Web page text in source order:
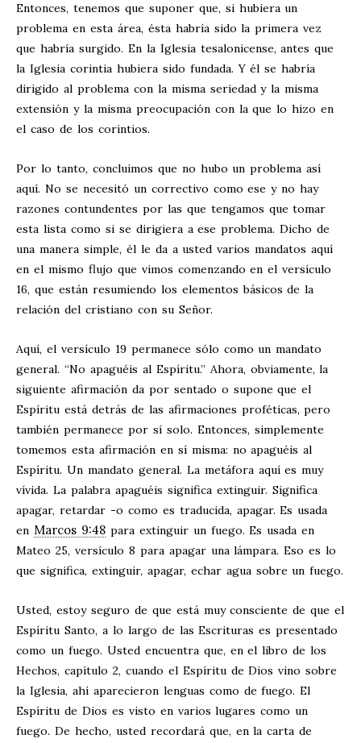
Entonces, tenemos que suponer que, si hubiera un
problema en esta área, ésta habría sido la primera vez
que habría surgido. En la Iglesia tesalonicense, antes que
la Iglesia corintia hubiera sido fundada. Y él se habría
dirigido al problema con la misma seriedad y la misma
extensión y la misma preocupación con la que lo hizo en
el caso de los corintios.
Por lo tanto, concluimos que no hubo un problema así
aquí. No se necesitó un correctivo como ese y no hay
razones contundentes por las que tengamos que tomar
esta lista como si se dirigiera a ese problema. Dicho de
una manera simple, él le da a usted varios mandatos aquí
en el mismo flujo que vimos comenzando en el versículo
16, que están resumiendo los elementos básicos de la
relación del cristiano con su Señor.
Aquí, el versículo 19 permanece sólo como un mandato
general. “No apaguéis al Espíritu.” Ahora, obviamente, la
siguiente afirmación da por sentado o supone que el
Espíritu está detrás de las afirmaciones proféticas, pero
también permanece por sí solo. Entonces, simplemente
tomemos esta afirmación en sí misma: no apaguéis al
Espíritu. Un mandato general. La metáfora aquí es muy
vívida. La palabra apaguéis significa extinguir. Significa
apagar, retardar -o como es traducida, apagar. Es usada
en Marcos 9:48para extinguir un fuego. Es usada en
Mateo 25, versículo 8 para apagar una lámpara. Eso es lo
que significa, extinguir, apagar, echar agua sobre un fuego.
Usted, estoy seguro de que está muy consciente de que el
Espíritu Santo, a lo largo de las Escrituras es presentado
como un fuego. Usted encuentra que, en el libro de los
Hechos, capítulo 2, cuando el Espíritu de Dios vino sobre
la Iglesia, ahí aparecieron lenguas como de fuego. El
Espíritu de Dios es visto en varios lugares como un
fuego. De hecho, usted recordará que, en la carta de